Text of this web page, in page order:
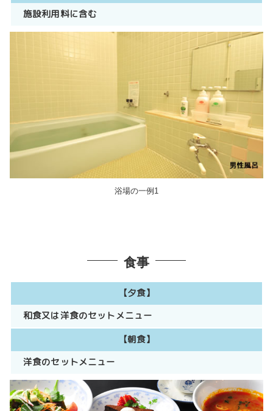
施設利用料に含む
浴場の一例1
食事
【夕食】
和食
洋食のセットメニュー
【朝食】
洋食のセットメニュー